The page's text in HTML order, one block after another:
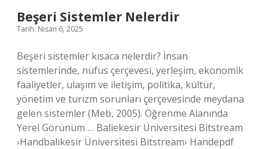
Beşeri Sistemler Nelerdir
Tarih: Nisan 6, 2025
Beşeri sistemler kısaca nelerdir? İnsan
sistemlerinde, nüfus çerçevesi, yerleşim, ekonomik
faaliyetler, ulaşım ve iletişim, politika, kültür,
yönetim ve turizm sorunları çerçevesinde meydana
gelen sistemler (Meb, 2005). Öğrenme Alanında
Yerel Görünüm … Baliekesir Üniversitesi Bitstream
›Handbalikesir Üniversitesi Bitstream› Handepdf